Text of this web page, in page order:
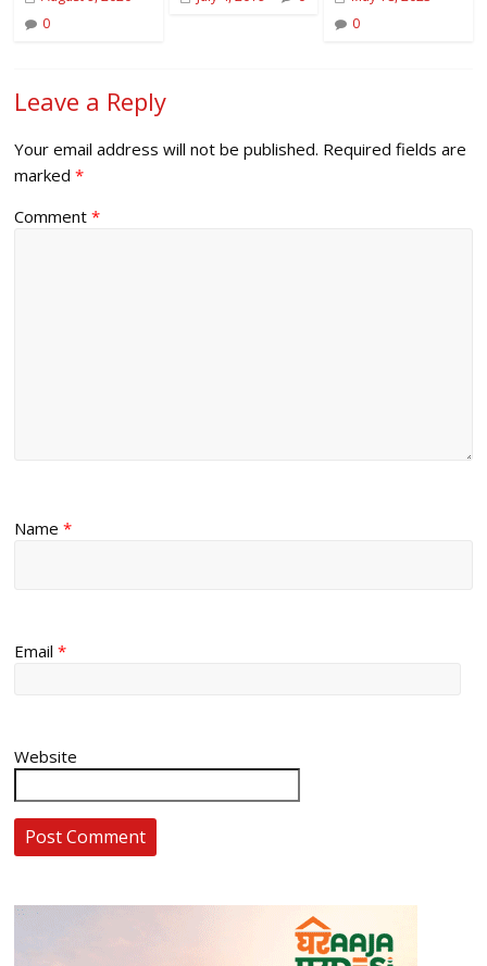
0
0
Leave a Reply
Your email address will not be published. Required fields are
marked*
Comment*
Name*
Email*
Website